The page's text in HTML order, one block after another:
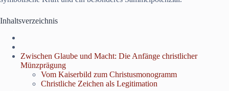
Inhaltsverzeichnis
Zwischen Glaube und Macht: Die Anfänge christlicher
Münzprägung
Vom Kaiserbild zum Christusmonogramm
Christliche Zeichen als Legitimation